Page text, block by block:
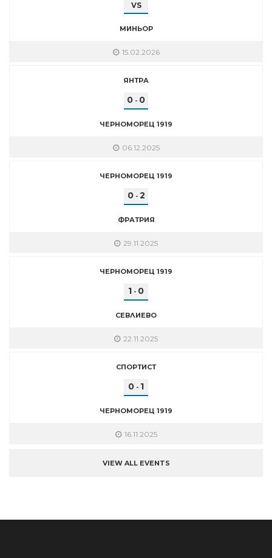
VS
МИНЬОР
15.02.2026
ЯНТРА
0 - 0
ЧЕРНОМОРЕЦ 1919
06.12.2025
ЧЕРНОМОРЕЦ 1919
0- 2
ФРАТРИЯ
29.11.2025
ЧЕРНОМОРЕЦ 1919
1 - 0
СЕВЛИЕВО
22.11.2025
СПОРТИСТ
0 - 1
ЧЕРНОМОРЕЦ 1919
16.11.2025
VIEW ALL EVENTS